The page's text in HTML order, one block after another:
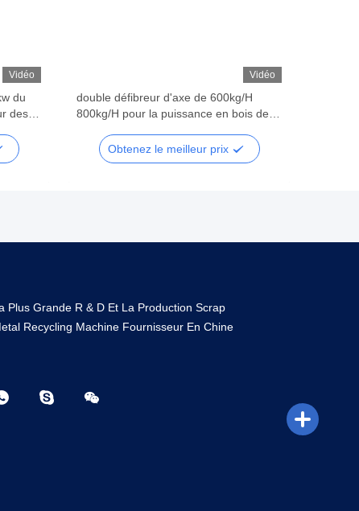
Vidéo
du
des
Vidéo
double défibreur d'axe de 600kg/H
800kg/H pour la puissance en bois des
Obtenez le meilleur prix
Plus Grande R & D Et La Production Scrap
Recycling Machine Fournisseur En Chine